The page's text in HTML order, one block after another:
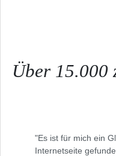
Über 15.000
"Es ist für mich ein
Internetseite